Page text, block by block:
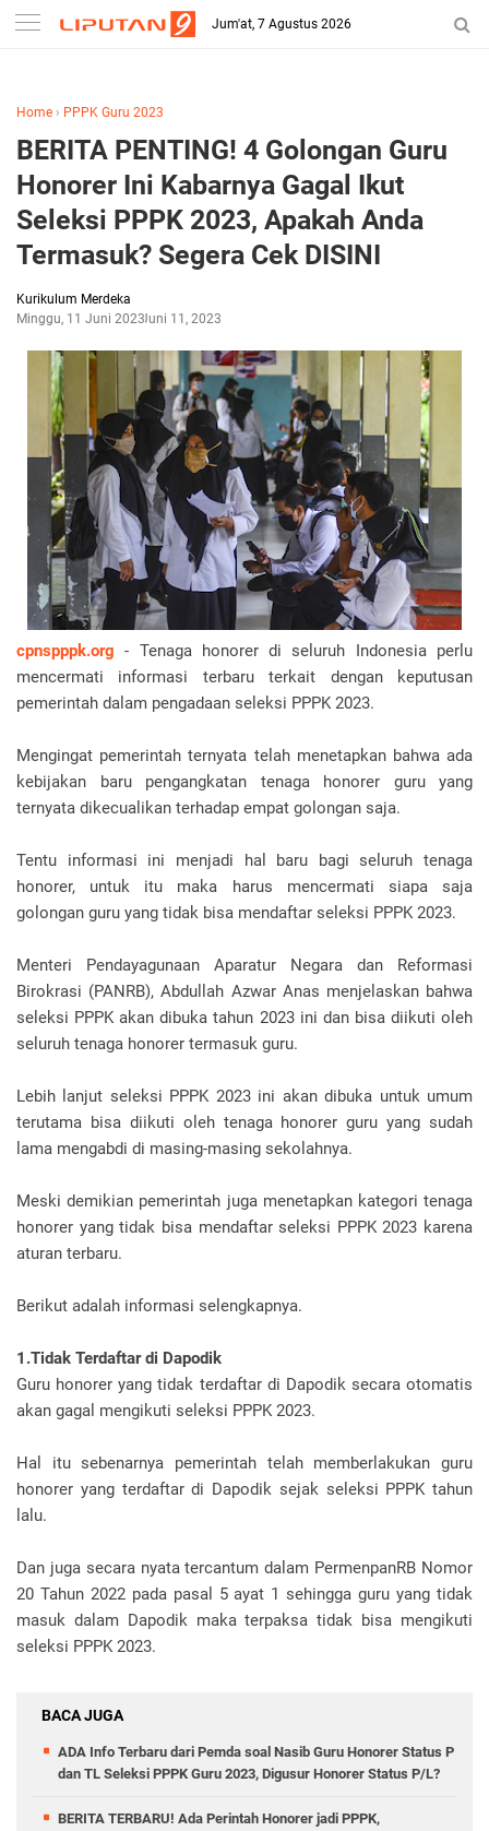
-->
Jum'at, 7 Agustus 2026
Home › PPPK Guru 2023
BERITA PENTING! 4 Golongan Guru
Honorer Ini Kabarnya Gagal Ikut
Seleksi PPPK 2023, Apakah Anda
Termasuk? Segera Cek DISINI
Kurikulum Merdeka
Minggu, 11 Juni 2023Juni 11, 2023
cpnspppk.org - Tenaga honorer di seluruh Indonesia perlu
mencermati informasi terbaru terkait dengan keputusan
pemerintah dalam pengadaan seleksi PPPK 2023.
Mengingat pemerintah ternyata telah menetapkan bahwa ada
kebijakan baru pengangkatan tenaga honorer guru yang
ternyata dikecualikan terhadap empat golongan saja.
Tentu informasi ini menjadi hal baru bagi seluruh tenaga
honorer, untuk itu maka harus mencermati siapa saja
golongan guru yang tidak bisa mendaftar seleksi PPPK 2023.
Menteri Pendayagunaan Aparatur Negara dan Reformasi
Birokrasi (PANRB), Abdullah Azwar Anas menjelaskan bahwa
seleksi PPPK akan dibuka tahun 2023 ini dan bisa diikuti oleh
seluruh tenaga honorer termasuk guru.
Lebih lanjut seleksi PPPK 2023 ini akan dibuka untuk umum
terutama bisa diikuti oleh tenaga honorer guru yang sudah
lama mengabdi di masing-masing sekolahnya.
Meski demikian pemerintah juga menetapkan kategori tenaga
honorer yang tidak bisa mendaftar seleksi PPPK 2023 karena
aturan terbaru.
Berikut adalah informasi selengkapnya.
1.Tidak Terdaftar di Dapodik
Guru honorer yang tidak terdaftar di Dapodik secara otomatis
akan gagal mengikuti seleksi PPPK 2023.
Hal itu sebenarnya pemerintah telah memberlakukan guru
honorer yang terdaftar di Dapodik sejak seleksi PPPK tahun
lalu.
Dan juga secara nyata tercantum dalam PermenpanRB Nomor
20 Tahun 2022 pada pasal 5 ayat 1 sehingga guru yang tidak
masuk dalam Dapodik maka terpaksa tidak bisa mengikuti
seleksi PPPK 2023.
BACA JUGA
ADA Info Terbaru dari Pemda soal Nasib Guru Honorer Status P
dan TL Seleksi PPPK Guru 2023, Digusur Honorer Status P/L?
BERITA TERBARU! Ada Perintah Honorer jadi PPPK,